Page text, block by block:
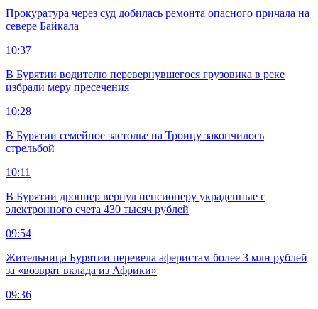
Прокуратура через суд добилась ремонта опасного причала на
севере Байкала
10:37
В Бурятии водителю перевернувшегося грузовика в реке
избрали меру пресечения
10:28
В Бурятии семейное застолье на Троицу закончилось
стрельбой
10:11
В Бурятии дроппер вернул пенсионеру украденные с
электронного счета 430 тысяч рублей
09:54
Жительница Бурятии перевела аферистам более 3 млн рублей
за «возврат вклада из Африки»
09:36